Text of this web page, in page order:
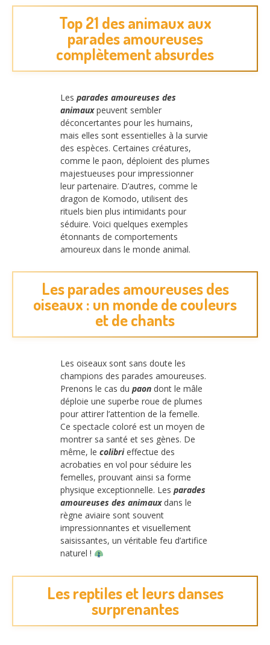
Top 21 des animaux aux
parades amoureuses
complètement absurdes
Les parades amoureuses des
animauxpeuvent sembler
déconcertantes pour les humains,
mais elles sont essentielles à la survie
des espèces. Certaines créatures,
comme le paon, déploient des plumes
majestueuses pour impressionner
leur partenaire. D’autres, comme le
dragon de Komodo, utilisent des
rituels bien plus intimidants pour
séduire. Voici quelques exemples
étonnants de comportements
amoureux dans le monde animal.
Les parades amoureuses des
oiseaux : un monde de couleurs
et de chants
Les oiseaux sont sans doute les
champions des parades amoureuses.
Prenons le cas du paon dont le mâle
déploie une superbe roue de plumes
pour attirer l’attention de la femelle.
Ce spectacle coloré est un moyen de
montrer sa santé et ses gènes. De
même, le colibrieffectue des
acrobaties en vol pour séduire les
femelles, prouvant ainsi sa forme
physique exceptionnelle. Les parades
amoureuses des animauxdans le
règne aviaire sont souvent
impressionnantes et visuellement
saisissantes, un véritable feu d’artifice
naturel !
Les reptiles et leurs danses
surprenantes